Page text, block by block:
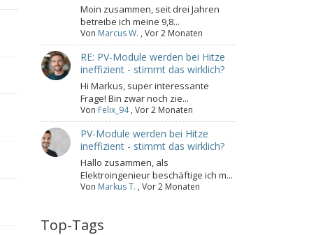
Moin zusammen, seit drei Jahren
betreibe ich meine 9,8...
Von Marcus W. , Vor 2 Monaten
RE: PV-Module werden bei Hitze
ineffizient - stimmt das wirklich?
Hi Markus, super interessante
Frage! Bin zwar noch zie...
Von Felix_94, Vor 2 Monaten
PV-Module werden bei Hitze
ineffizient - stimmt das wirklich?
Hallo zusammen, als
Elektroingenieur beschäftige ich m...
Von Markus T. , Vor 2 Monaten
Top-Tags